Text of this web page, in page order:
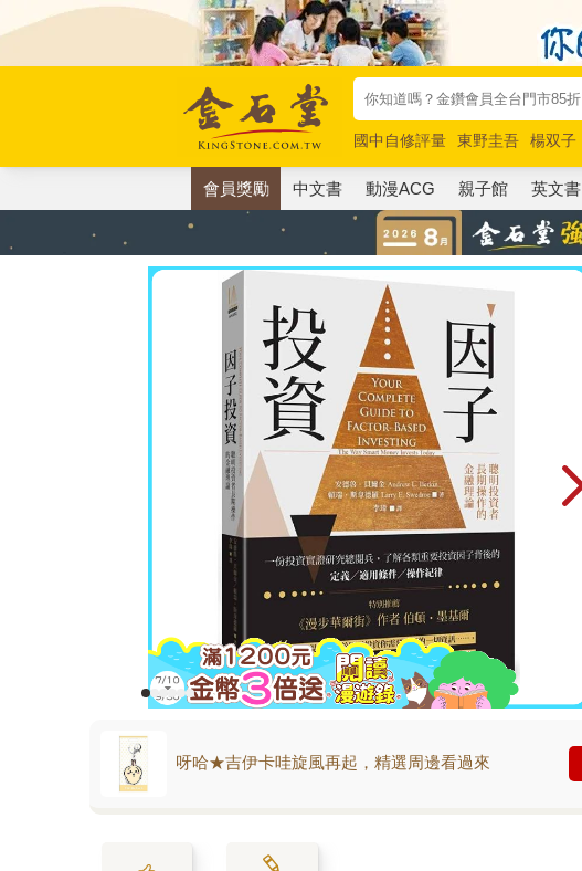
國中自修評量 東野圭吾 楊双子
唯紅花綻放
奧德賽 路邊攤新作
會員獎勵 中文書 動漫ACG 親子館 英文書
呀哈★吉伊卡哇旋風再起，精選周邊看過來